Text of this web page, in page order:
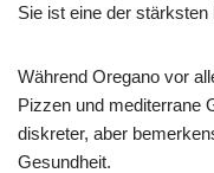
Sie ist eine der
Während Oregano vor
Pizzen und mediterrane
diskreter, aber
Gesundheit.